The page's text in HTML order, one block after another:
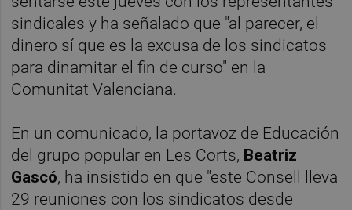
sindicales y ha señalado que "al parecer, el
dinero sí que es la excusa de los sindicatos
para dinamitar el fin de curso" en la
Comunitat Valenciana.
En un comunicado, la portavoz de Educación
del grupo popular en Les Corts, Beatriz
Gascó, ha insistido en que "este Consell lleva
29 reuniones con los sindicatos desde